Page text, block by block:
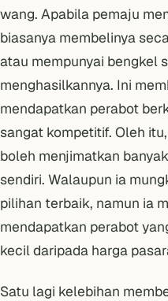
wang. Apabila pemaju
biasanya membelinya
atau mempunyai bengkel
menghasilkannya. Ini
mendapatkan perabot
sangat kompetitif. Oleh
boleh menjimatkan
sendiri. Walaupun ia
pilihan terbaik, namun ia
mendapatkan perabot
kecil daripada harga
Satu lagi kelebihan